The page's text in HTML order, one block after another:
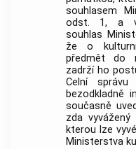
souhlasem
odst. 1, a
souhlas
že o
předmět do
zadrží ho
Celní správu
bezodkladně
současně
zda
kterou lze
Ministerstva